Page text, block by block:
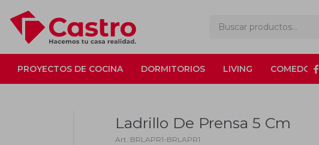
PROYECTOS DE COCINA DORMITORIOS LIVING COMEDOR
Ladrillo De Prensa 5 Cm
BRLAPR1-BRLAPR1